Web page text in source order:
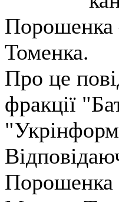
Порошенка
Томенка.
Про це
фракції
Порошенка